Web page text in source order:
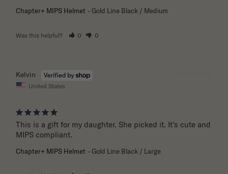
Chapter+ MIPS Helmet Gold Line Black / Medium
Was this helpful? 0 0
Kelvin
United States
This is a gift for my daughter. She picked it. It’s cute and
MIPS compliant.
Chapter+ MIPS Helmet Gold Line Black / Large